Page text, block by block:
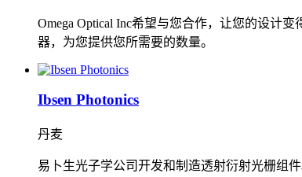
Omega Optical Inc希望与您合作，让您的设计
器，为您提供您所需要的数量。
Ibsen Photonics
丹麦
易卜生光子学公司开发和制造透射衍射光栅组